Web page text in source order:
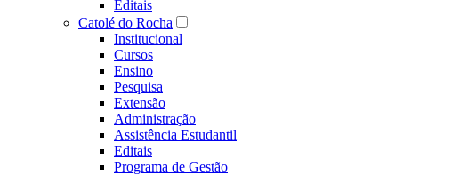
Editais
Catolé do Rocha
Institucional
Cursos
Ensino
Pesquisa
Extensão
Administração
Assistência Estudantil
Editais
Programa de Gestão